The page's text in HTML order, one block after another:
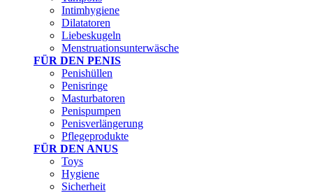
Intimhygiene
Dilatatoren
Liebeskugeln
Menstruationsunterwäsche
FÜR DEN PENIS
Penishüllen
Penisringe
Masturbatoren
Penispumpen
Penisverlängerung
Pflegeprodukte
FÜR DEN ANUS
Toys
Hygiene
Sicherheit